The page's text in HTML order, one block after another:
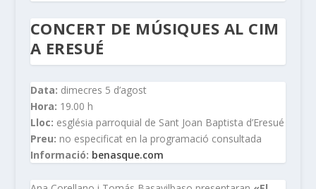
CONCERT DE MÚSIQUES AL CIM
A ERESUÉ
Data: dimecres 5 d’agost
Hora: 19.00 h
Lloc: església parroquial de Sant Joan Baptista d’Eresué
Preu: no especificat en la programació consultada
Informació: benasque.com